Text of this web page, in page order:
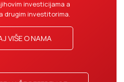
investicijama a
drugim investitorima.
VIŠE O NAMA